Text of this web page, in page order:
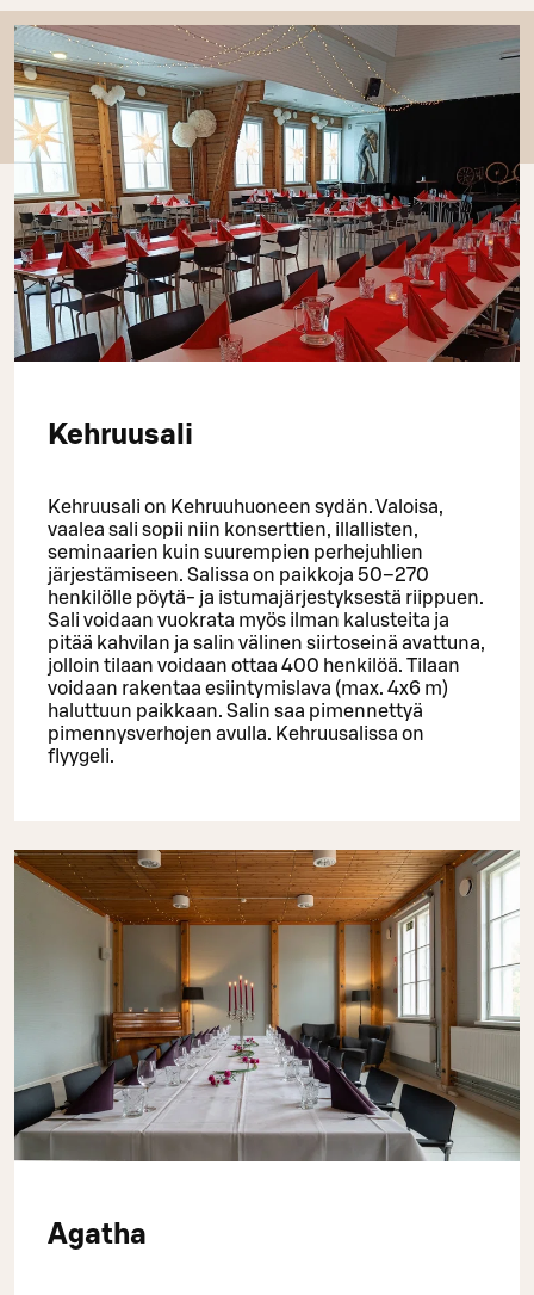
Kehruusali
Kehruusali on Kehruuhuoneen sydän. Valoisa,
vaalea sali sopii niin konserttien, illallisten,
seminaarien kuin suurempien perhejuhlien
järjestämiseen. Salissa on paikkoja 50–270
henkilölle pöytä- ja istumajärjestyksestä riippuen.
Sali voidaan vuokrata myös ilman kalusteita ja
pitää kahvilan ja salin välinen siirtoseinä avattuna,
jolloin tilaan voidaan ottaa 400 henkilöä. Tilaan
voidaan rakentaa esiintymislava (max. 4x6 m)
haluttuun paikkaan. Salin saa pimennettyä
pimennysverhojen avulla. Kehruusalissa on
flyygeli.
Agatha